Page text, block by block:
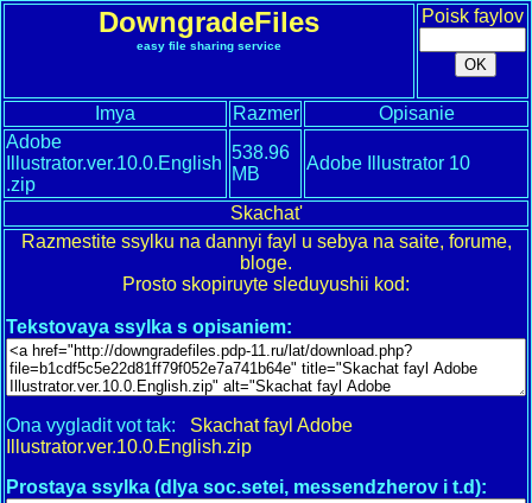
DowngradeFiles
easy file sharing service
Poisk faylov
Imya Razmer
Opisanie
Adobe
Illustrator.ver.10.0.English
.zip
538.96
MB
Adobe Illustrator 10
Skachat'
Razmestite ssylku na dannyi fayl u sebya na saite, forume,
bloge.
Prosto skopiruyte sleduyushii kod:
Tekstovaya ssylka s opisaniem:
Ona vygladit vot tak: Skachat fayl Adobe
Illustrator.ver.10.0.English.zip
Prostaya ssylka (dlya soc.setei, messendzherov i t.d):